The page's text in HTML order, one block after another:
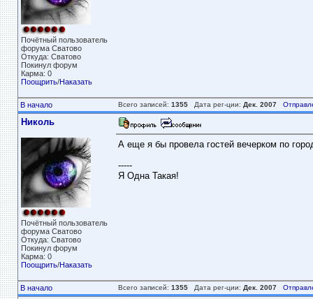
Почётный пользователь
форума Сватово
Откуда: Сватово
Покинул форум
Карма: 0
Поощрить/Наказать
В начало Всего записей: 1355Дата рег-ции: Дек. 2007
Николь
Почётный пользователь
форума Сватово
Откуда: Сватово
Покинул форум
Карма: 0
Поощрить/Наказать
А еще я бы провела гостей вечерком по
-----
Я Одна Такая!
В начало Всего записей: 1355Дата рег-ции: Дек. 2007